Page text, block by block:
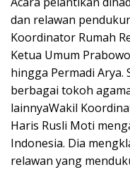
dan relawan
Koordinator Rumah
Ketua Umum
hingga Permadi Arya.
berbagai tokoh
lainnyaWakil
Haris Rusli Moti
Indonesia. Dia
relawan yang